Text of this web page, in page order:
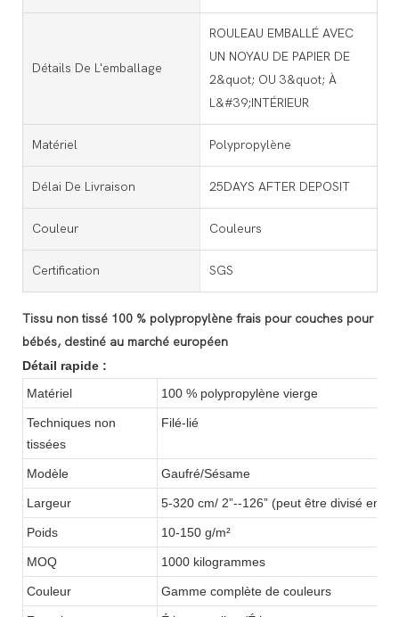
Détails De L'emballage
ROULEAU EMBALLÉ AVEC
UN NOYAU DE PAPIER DE
2&quot; OU 3&quot; À
L&#39;INTÉRIEUR
Matériel Polypropylène
Délai De Livraison 25DAYS AFTER DEPOSIT
Couleur Couleurs
Certification SGS
Tissu non tissé 100 % polypropylène frais pour couches pour
bébés, destiné au marché européen
Détail rapide :
Matériel
100 % polypropylène vierge
Techniques non
tissées
Filé-lié
Modèle Gaufré/Sésame
Largeur 5-320 cm/ 2”--126” (peut être divisé en
Poids 10-150 g/m²
MOQ 1000 kilogrammes
Couleur Gamme complète de couleurs